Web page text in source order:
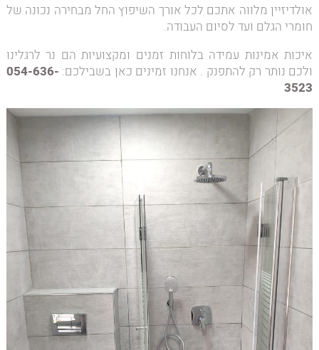
אולדיזיין מלווה אתכם לכל אורך השיפוץ החל מבחירה נכונה של
חומרי הגלם ועד לסיום העבודה.
איכות אמינות עמידה בלוחות זמנים ומקצועיות הם נר לרגלינו
ולכם נותר רק להתפנק . אנחנו זמינים כאן בשבילכם: 054-636-
3523